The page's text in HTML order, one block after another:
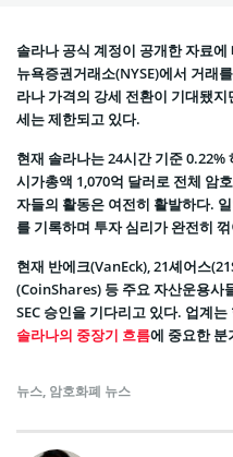
솔라나 공식 계정이 공개한 자료
뉴욕증권거래소(NYSE)에서 거래
라나 가격의 강세 전환이 기대됐
세는 제한되고 있다.
현재 솔라나는 24시간 기준
시가총액 1,070억 달러로 전체 암
자들의 활동은 여전히 활발하다.
를 기록하며 투자 심리가 완전히
현재 반에크(VanEck), 21셰어스
(CoinShares) 등 주요 자산운용사
SEC 승인을 기다리고 있다. 업계
솔라나의 중장기 흐름에 중요한 분
뉴스, 암호화폐 뉴스